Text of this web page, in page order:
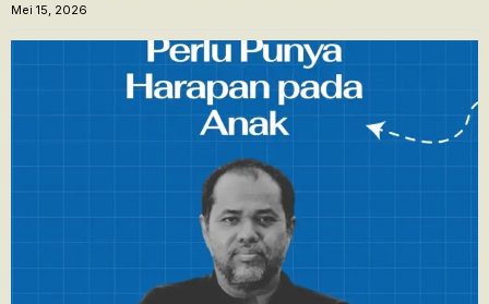
Mei 15, 2026